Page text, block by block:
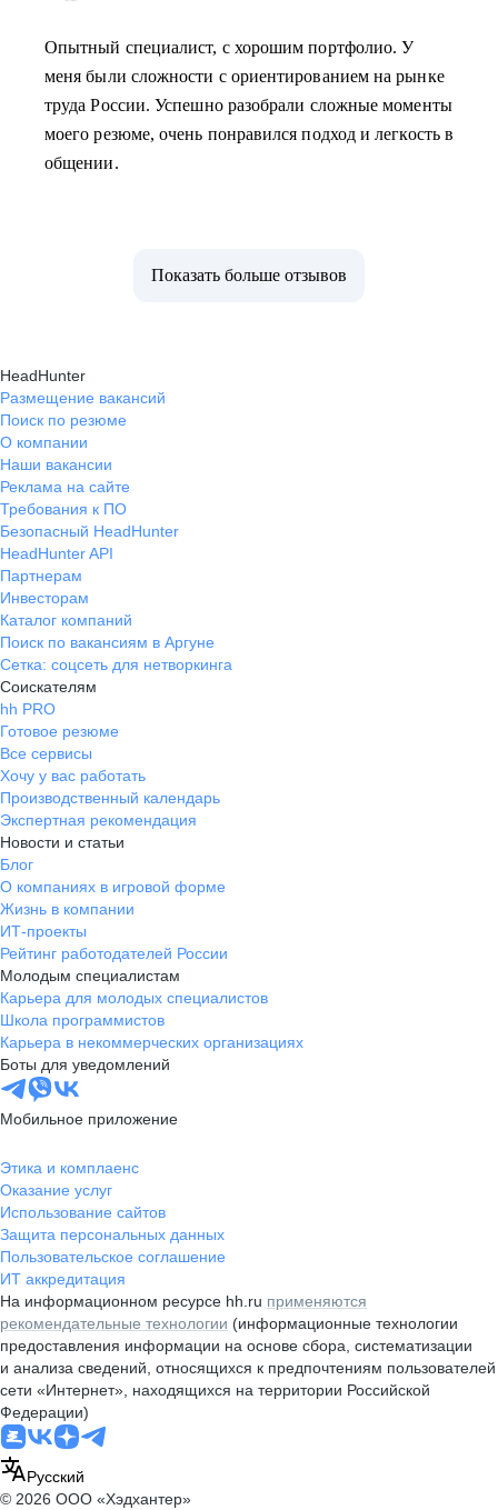
Опытный специалист, с хорошим портфолио. У
меня были сложности с ориентированием на рынке
труда России. Успешно разобрали сложные моменты
моего резюме, очень понравился подход и легкость в
общении.
Показать больше отзывов
HeadHunter
Размещение вакансий
Поиск по резюме
О компании
Наши вакансии
Реклама на сайте
Требования к ПО
Безопасный HeadHunter
HeadHunter API
Партнерам
Инвесторам
Каталог компаний
Поиск по вакансиям в Аргуне
Сетка: соцсеть для нетворкинга
Соискателям
hh PRO
Готовое резюме
Все сервисы
Хочу у вас работать
Производственный календарь
Экспертная рекомендация
Новости и статьи
Блог
О компаниях в игровой форме
Жизнь в компании
ИТ-проекты
Рейтинг работодателей России
Молодым специалистам
Карьера для молодых специалистов
Школа программистов
Карьера в некоммерческих организациях
Боты для уведомлений
Мобильное приложение
Этика и комплаенс
Оказание услуг
Использование сайтов
Защита персональных данных
Пользовательское соглашение
ИТ аккредитация
На информационном ресурсе hh.ru применяются
рекомендательные технологии (информационные технологии
предоставления информации на основе сбора, систематизации
и анализа сведений, относящихся к предпочтениям пользователей
сети «Интернет», находящихся на территории Российской
Федерации)
Русский
© 2026 ООО «Хэдхантер»